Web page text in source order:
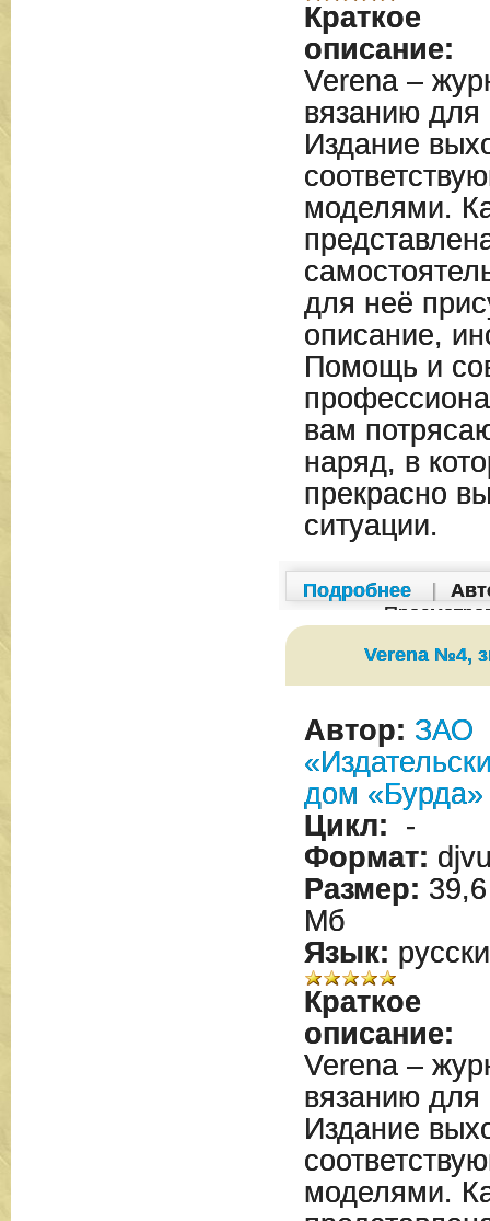
Краткое
описание:
Verena –
вязанию для
Издание
моделями.
для неё
описание,
Помощь и
вам
наряд, в
прекрасно
ситуации.
Подробнее
Verena №4,
Автор: ЗАО
дом «Бурда»
Цикл: -
Формат:
Размер: 39,6
Мб
Язык:
Краткое
описание:
Verena –
вязанию для
Издание
моделями.